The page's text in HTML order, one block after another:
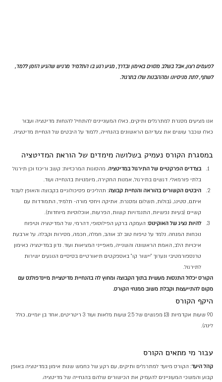
לפעמים רצון, אבל בשלב מסוים באימון ובדרך, מגיע רגע בו התלמיד מרגיש שהגיע הזמן ללמד,
לשתף, לתת מניסיונו ומההבנות שלו בתרגול.
אנו מציעים מסגרת למתרגלים ותיקים, כאלו המעוניינים להתחיל להנחות מדיטציה ועבור
כאלו שכבר עושים את צעדיהם הראשונים בהנחייה, ללמוד על היבטים של הנחיית מדיטציה.
במסגרת הקורס נעמיק בשלושה מימדים של הוראת המדיטציה
בצדדים הפרקטיים של התירגול במדיטציה, מהסוגות המרכזיות: קשב וריכוז וכן תירגול
בלתי פורמאלי. דגשים בתירגול, אמנות החקירה, מיומנויות בהנחייה ועוד.
היבטים הקשורים בהוראה והנחיית קבוצה: תהליכים פסיכולוגיים בקבוצה והאופן לעבוד
איתם, סטינג, גבולות, תשלום ומסגרת. אתיקה ויחסי מורה- תלמיד, התמודדות עם
קשיים (בעיות נפשיות, התנגדויות קשות, הפרעות, אוכלוסיות מיוחדות).
להיות נציג של האוקינוס: העמקה ברקע הפילוסופי, דהרמי, של המדיטציה וטיפוח
נוכחות המנחה. נלמד על טיפוח טוב לב אוהב, חמלה, חכמה, מסירות וקבלה. על ארבעת
איכויות הלב, האמת הראשונה והשנייה, מאפייני המציאות ועוד. נדון במדיטציה כאימון
טרנספורמטיבי ונערוך "יישור קו" באספקטים תיאורטיים בסיסיים הנוגעים ישירות
לתירגול.
הקורס יכלול התנסות מעשית בתוך הקבוצה ומחוץ לה בהנחיית מדיטציית מיינדפולנס עם
מקום להתייעצות וקבלת משוב ממנחי הקורס.
היקף הקורס
90 שעות אקדמיות (13 מפגשים של 2.5 שעות מלאות ועוד 3 ריטריטים, אחד בן יומיים, כולל
לינה).
עבור מי מתאים הקורס
קהל היעד: הקורס מיועד למתרגלים ותיקים, עם רקע של כחמש שנות אימון במדיטציה באופן
קבוע והמשכי המעוניינים להעמיק את הכישורים שלהם בהנחייה של מדיטציה.